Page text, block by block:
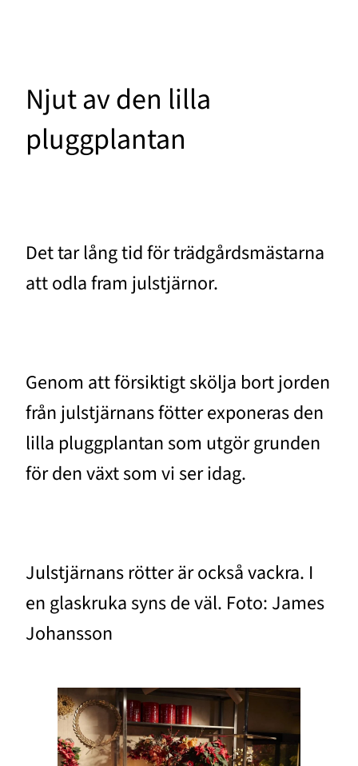
Njut av den lilla
pluggplantan
Det tar lång tid för trädgårdsmästarna
att odla fram julstjärnor.
Genom att försiktigt skölja bort jorden
från julstjärnans fötter exponeras den
lilla pluggplantan som utgör grunden
för den växt som vi ser idag.
Julstjärnans rötter är också vackra. I
en glaskruka syns de väl. Foto: James
Johansson